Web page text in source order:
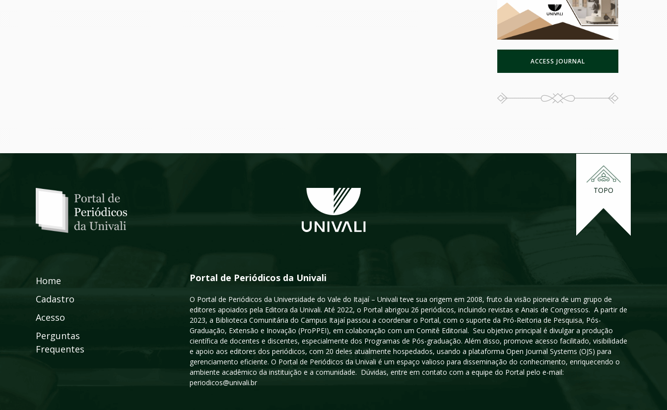
ACCESS JOURNAL
TOPO
Home
Cadastro
Acesso
Perguntas
Frequentes
Portal de Periódicos da Univali
O Portal de Periódicos da Universidade do Vale do Itajaí – Univali teve sua origem em 2008, fruto da visão pioneira de um grupo de
editores apoiados pela Editora da Univali. Até 2022, o Portal abrigou 26 periódicos, incluindo revistas e Anais de Congressos. A partir de
2023, a Biblioteca Comunitária do Campus Itajaí passou a coordenar o Portal, com o suporte da Pró-Reitoria de Pesquisa, Pós-
Graduação, Extensão e Inovação (ProPPEI), em colaboração com um Comitê Editorial. Seu objetivo principal é divulgar a produção
científica de docentes e discentes, especialmente dos Programas de Pós-graduação. Além disso, promove acesso facilitado, visibilidade
e apoio aos editores dos periódicos, com 20 deles atualmente hospedados, usando a plataforma Open Journal Systems (OJS) para
gerenciamento eficiente. O Portal de Periódicos da Univali é um espaço valioso para disseminação do conhecimento, enriquecendo o
ambiente acadêmico da instituição e a comunidade. Dúvidas, entre em contato com a equipe do Portal pelo e-mail:
periodicos@univali.br